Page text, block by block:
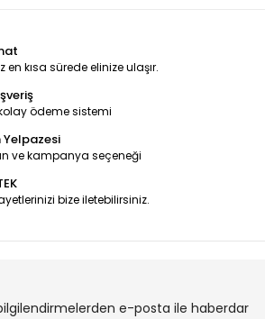
en kısa sürede elinize ulaşır.
ödeme sistemi
Yelpazesi
ve kampanya seçeneği
bize iletebilirsiniz.
e-posta ile haberdar